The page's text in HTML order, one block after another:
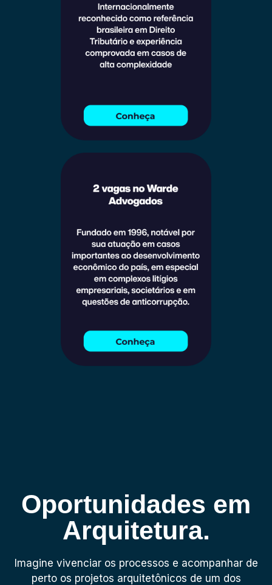
Oportunidades em
Arquitetura.
Imagine vivenciar os processos e acompanhar de
perto os projetos arquitetônicos de um dos